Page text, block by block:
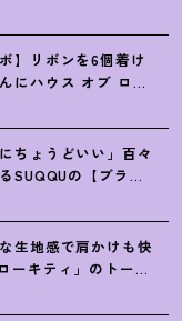
】リボンを6個着け
にハウス オブ ロー
ちょうどいい」百々
SUQQUの【ブラー
生地感で肩かけも快
ーキティ」のトート
です